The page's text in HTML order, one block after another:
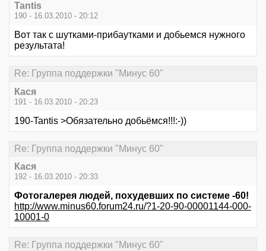
Tantis
190 - 16.03.2010 - 20:12
Вот так с шутками-прибаутками и добьемся нужного
результата!
Re: Группа поддержки "Минус 60"
Кася
191 - 16.03.2010 - 20:23
190-Tantis >Обязательно добьёмся!!!:-))
Re: Группа поддержки "Минус 60"
Кася
192 - 16.03.2010 - 20:33
Фотогалерея людей, похудевших по системе -60!
http://www.minus60.forum24.ru/?1-20-90-00001144-000-
10001-0
Re: Группа поддержки "Минус 60"